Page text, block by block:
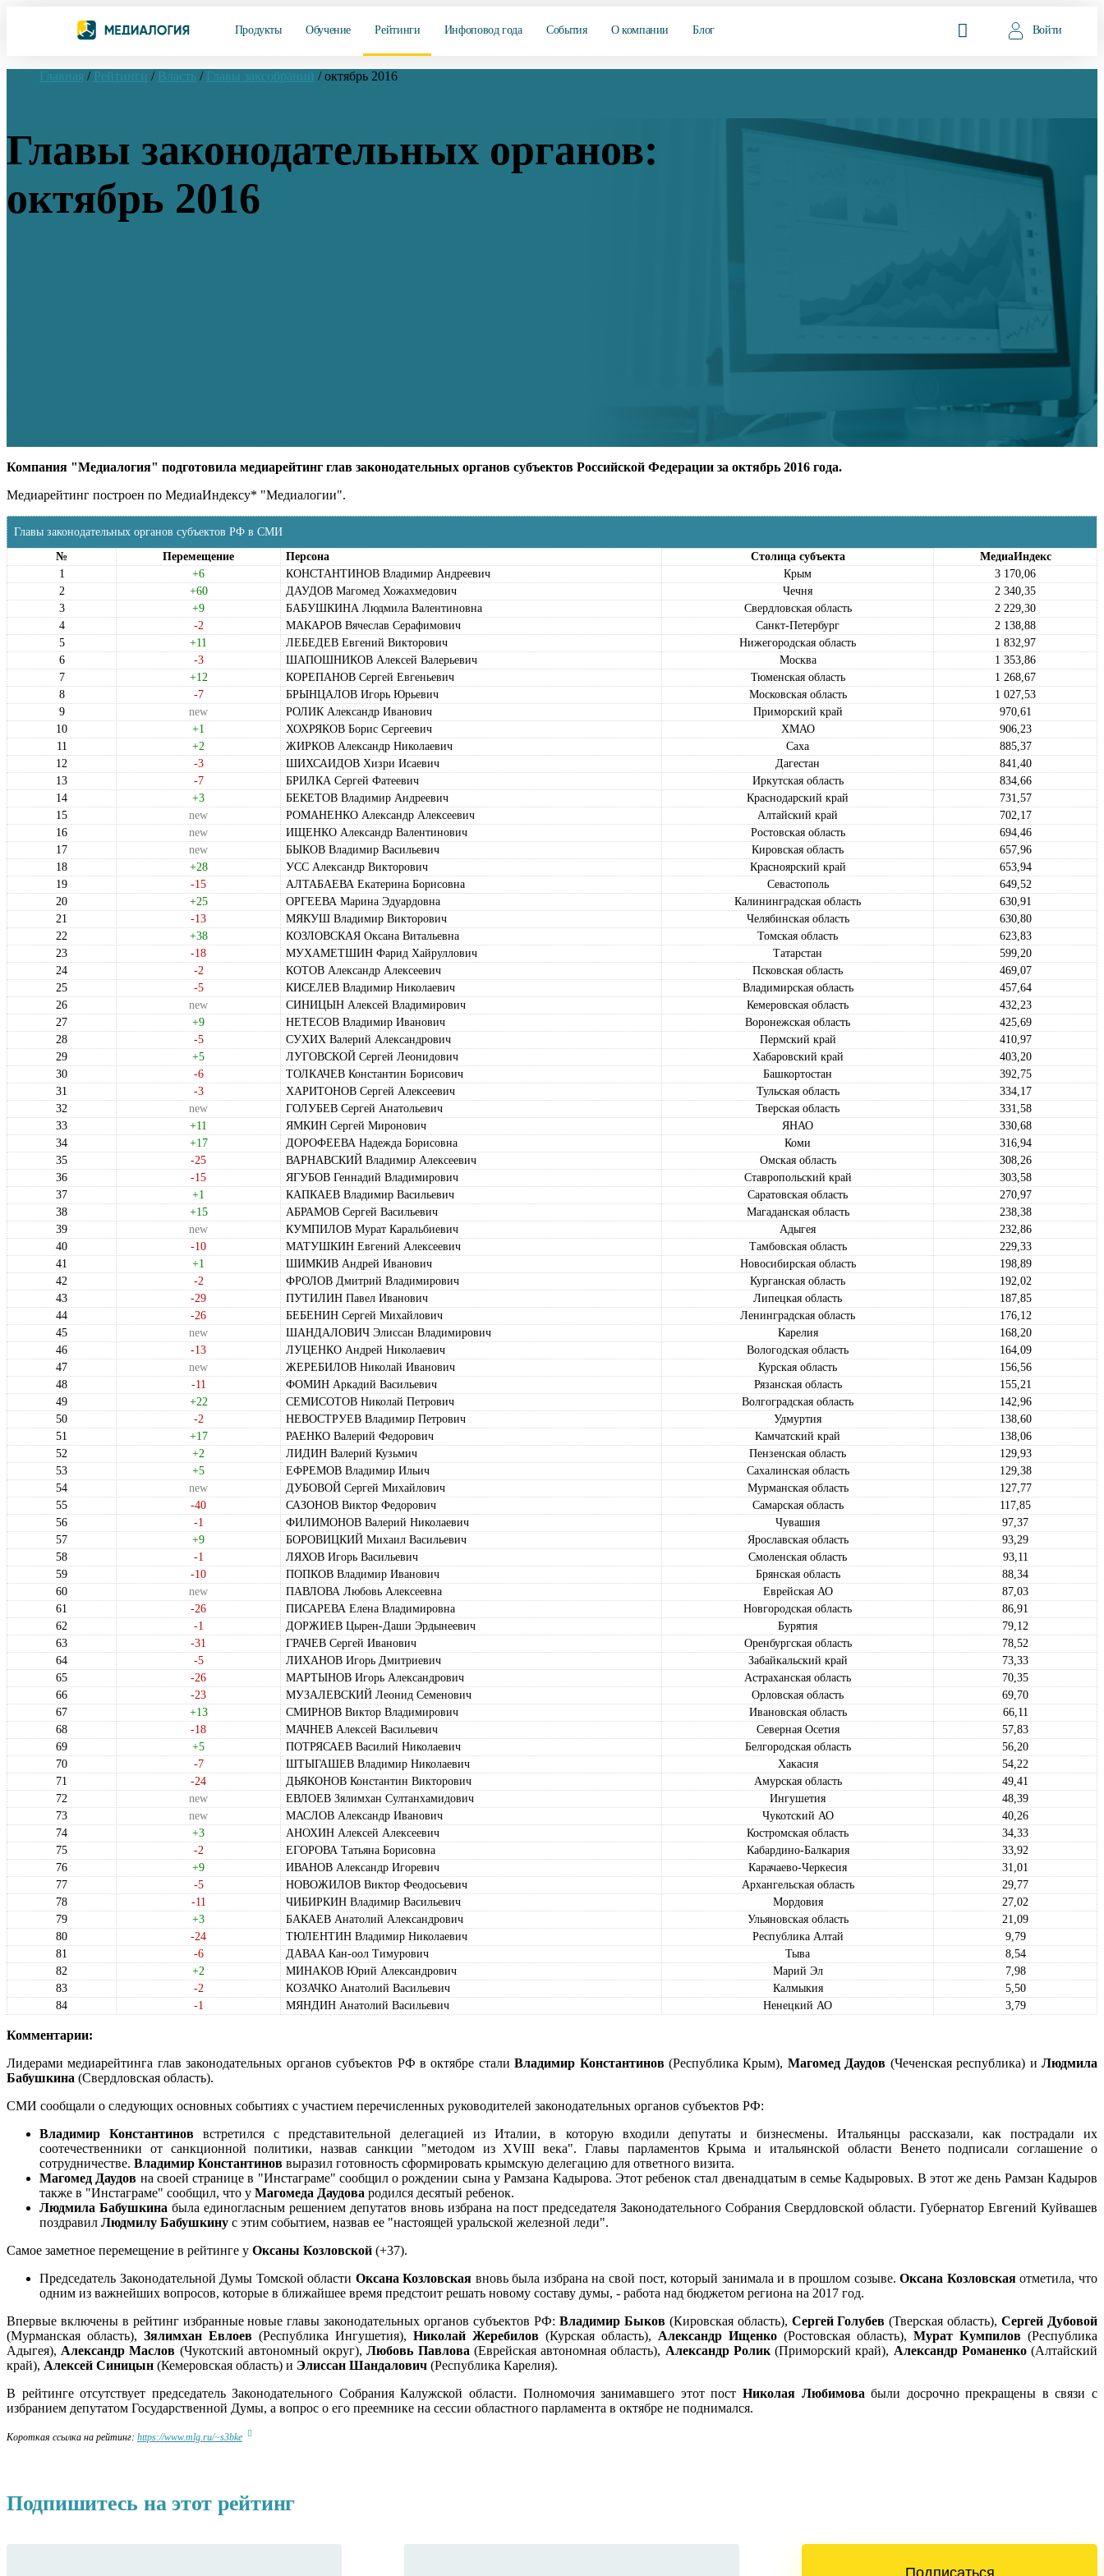
Продукты Обучение Рейтинги Инфоповод года События О компании Блог Войти
Главная / Рейтинги / Власть / Главы заксобраний / октябрь 2016
Главы законодательных органов:
октябрь 2016
Компания "Медиалогия" подготовила медиарейтинг глав законодательных органов субъектов Российской Федерации за октябрь 2016 года.
Медиарейтинг построен по МедиаИндексу* "Медиалогии".
Главы законодательных органов субъектов РФ в СМИ
№
Перемещение Персона Столица субъекта
МедиаИндекс
1
+6 КОНСТАНТИНОВ Владимир Андреевич Крым
3 170,06
2
+60 ДАУДОВ Магомед Хожахмедович Чечня
2 340,35
3
+9 БАБУШКИНА Людмила Валентиновна Свердловская область
2 229,30
4
-2 МАКАРОВ Вячеслав Серафимович Санкт-Петербург
2 138,88
5
+11 ЛЕБЕДЕВ Евгений Викторович Нижегородская область
1 832,97
6
-3 ШАПОШНИКОВ Алексей Валерьевич Москва
1 353,86
7
+12 КОРЕПАНОВ Сергей Евгеньевич Тюменская область
1 268,67
8
-7 БРЫНЦАЛОВ Игорь Юрьевич Московская область
1 027,53
9
new РОЛИК Александр Иванович Приморский край
970,61
10
+1 ХОХРЯКОВ Борис Сергеевич ХМАО
906,23
11
+2 ЖИРКОВ Александр Николаевич Саха
885,37
12
-3 ШИХСАИДОВ Хизри Исаевич Дагестан
841,40
13
-7 БРИЛКА Сергей Фатеевич Иркутская область
834,66
14
+3 БЕКЕТОВ Владимир Андреевич Краснодарский край
731,57
15
new РОМАНЕНКО Александр Алексеевич Алтайский край
702,17
16
new ИЩЕНКО Александр Валентинович Ростовская область
694,46
17
new БЫКОВ Владимир Васильевич Кировская область
657,96
18
+28 УСС Александр Викторович Красноярский край
653,94
19
-15 АЛТАБАЕВА Екатерина Борисовна Севастополь
649,52
20
+25 ОРГЕЕВА Марина Эдуардовна Калининградская область
630,91
21
-13 МЯКУШ Владимир Викторович Челябинская область
630,80
22
+38 КОЗЛОВСКАЯ Оксана Витальевна Томская область
623,83
23
-18 МУХАМЕТШИН Фарид Хайруллович Татарстан
599,20
24
-2 КОТОВ Александр Алексеевич Псковская область
469,07
25
-5 КИСЕЛЕВ Владимир Николаевич Владимирская область
457,64
26
new СИНИЦЫН Алексей Владимирович Кемеровская область
432,23
27
+9 НЕТЕСОВ Владимир Иванович Воронежская область
425,69
28
-5 СУХИХ Валерий Александрович Пермский край
410,97
29
+5 ЛУГОВСКОЙ Сергей Леонидович Хабаровский край
403,20
30
-6 ТОЛКАЧЕВ Константин Борисович Башкортостан
392,75
31
-3 ХАРИТОНОВ Сергей Алексеевич Тульская область
334,17
32
new ГОЛУБЕВ Сергей Анатольевич Тверская область
331,58
33
+11 ЯМКИН Сергей Миронович ЯНАО
330,68
34
+17 ДОРОФЕЕВА Надежда Борисовна Коми
316,94
35
-25 ВАРНАВСКИЙ Владимир Алексеевич Омская область
308,26
36
-15 ЯГУБОВ Геннадий Владимирович Ставропольский край
303,58
37
+1 КАПКАЕВ Владимир Васильевич Саратовская область
270,97
38
+15 АБРАМОВ Сергей Васильевич Магаданская область
238,38
39
new КУМПИЛОВ Мурат Каральбиевич Адыгея
232,86
40
-10 МАТУШКИН Евгений Алексеевич Тамбовская область
229,33
41
+1 ШИМКИВ Андрей Иванович Новосибирская область
198,89
42
-2 ФРОЛОВ Дмитрий Владимирович Курганская область
192,02
43
-29 ПУТИЛИН Павел Иванович Липецкая область
187,85
44
-26 БЕБЕНИН Сергей Михайлович Ленинградская область
176,12
45
new ШАНДАЛОВИЧ Элиссан Владимирович Карелия
168,20
46
-13 ЛУЦЕНКО Андрей Николаевич Вологодская область
164,09
47
new ЖЕРЕБИЛОВ Николай Иванович Курская область
156,56
48
-11 ФОМИН Аркадий Васильевич Рязанская область
155,21
49
+22 СЕМИСОТОВ Николай Петрович Волгоградская область
142,96
50
-2 НЕВОСТРУЕВ Владимир Петрович Удмуртия
138,60
51
+17 РАЕНКО Валерий Федорович Камчатский край
138,06
52
+2 ЛИДИН Валерий Кузьмич Пензенская область
129,93
53
+5 ЕФРЕМОВ Владимир Ильич Сахалинская область
129,38
54
new ДУБОВОЙ Сергей Михайлович Мурманская область
127,77
55
-40 САЗОНОВ Виктор Федорович Самарская область
117,85
56
-1 ФИЛИМОНОВ Валерий Николаевич Чувашия
97,37
57
+9 БОРОВИЦКИЙ Михаил Васильевич Ярославская область
93,29
58
-1 ЛЯХОВ Игорь Васильевич Смоленская область
93,11
59
-10 ПОПКОВ Владимир Иванович Брянская область
88,34
60
new ПАВЛОВА Любовь Алексеевна Еврейская АО
87,03
61
-26 ПИСАРЕВА Елена Владимировна Новгородская область
86,91
62
-1 ДОРЖИЕВ Цырен-Даши Эрдынеевич Бурятия
79,12
63
-31 ГРАЧЕВ Сергей Иванович Оренбургская область
78,52
64
-5 ЛИХАНОВ Игорь Дмитриевич Забайкальский край
73,33
65
-26 МАРТЫНОВ Игорь Александрович Астраханская область
70,35
66
-23 МУЗАЛЕВСКИЙ Леонид Семенович Орловская область
69,70
67
+13 СМИРНОВ Виктор Владимирович Ивановская область
66,11
68
-18 МАЧНЕВ Алексей Васильевич Северная Осетия
57,83
69
+5 ПОТРЯСАЕВ Василий Николаевич Белгородская область
56,20
70
-7 ШТЫГАШЕВ Владимир Николаевич Хакасия
54,22
71
-24 ДЬЯКОНОВ Константин Викторович Амурская область
49,41
72
new ЕВЛОЕВ Зялимхан Султанхамидович Ингушетия
48,39
73
new МАСЛОВ Александр Иванович Чукотский АО
40,26
74
+3 АНОХИН Алексей Алексеевич Костромская область
34,33
75
-2 ЕГОРОВА Татьяна Борисовна Кабардино-Балкария
33,92
76
+9 ИВАНОВ Александр Игоревич Карачаево-Черкесия
31,01
77
-5 НОВОЖИЛОВ Виктор Феодосьевич Архангельская область
29,77
78
-11 ЧИБИРКИН Владимир Васильевич Мордовия
27,02
79
+3 БАКАЕВ Анатолий Александрович Ульяновская область
21,09
80
-24 ТЮЛЕНТИН Владимир Николаевич Республика Алтай
9,79
81
-6 ДАВАА Кан-оол Тимурович Тыва
8,54
82
+2 МИНАКОВ Юрий Александрович Марий Эл
7,98
83
-2 КОЗАЧКО Анатолий Васильевич Калмыкия
5,50
84
-1 МЯНДИН Анатолий Васильевич Ненецкий АО 3,79
Комментарии:
Лидерами медиарейтинга глав законодательных органов субъектов РФ в октябре сталиВладимир Константинов(Республика Крым), Магомед Даудов (Чеченская республика) иЛюдмила
Бабушкина (Свердловская область).
СМИ сообщали о следующих основных событиях с участием перечисленных руководителей законодательных органов субъектов РФ:
Владимир Константинов встретился с представительной делегацией из Италии, в которую входили депутаты и бизнесмены. Итальянцы рассказали, как пострадали их
соотечественники от санкционной политики, назвав санкции "методом из XVIII века". Главы парламентов Крыма и итальянской области Венето подписали соглашение о
сотрудничестве. Владимир Константинов выразил готовность сформировать крымскую делегацию для ответного визита.
Магомед Даудов на своей странице в "Инстаграме" сообщил о рождении сына у Рамзана Кадырова. Этот ребенок стал двенадцатым в семье Кадыровых. В этот же день Рамзан Кадыров
также в "Инстаграме" сообщил, что у Магомеда Даудова родился десятый ребенок.
Людмила Бабушкина была единогласным решением депутатов вновь избрана на пост председателя Законодательного Собрания Свердловской области. Губернатор Евгений Куйвашев
поздравил Людмилу Бабушкину с этим событием, назвав ее "настоящей уральской железной леди".
Самое заметное перемещение в рейтинге у Оксаны Козловской (+37).
Председатель Законодательной Думы Томской области Оксана Козловская вновь была избрана на свой пост, который занимала и в прошлом созыве.Оксана Козловскаяотметила, что
одним из важнейших вопросов, которые в ближайшее время предстоит решать новому составу думы, - работа над бюджетом региона на 2017 год.
Впервые включены в рейтинг избранные новые главы законодательных органов субъектов РФ: Владимир Быков(Кировская область), Сергей Голубев (Тверская область),Сергей Дубовой
(Мурманская область), Зялимхан Евлоев (Республика Ингушетия), Николай Жеребилов (Курская область), Александр Ищенко (Ростовская область), Мурат Кумпилов (Республика
Адыгея), Александр Маслов (Чукотский автономный округ),Любовь Павлова (Еврейская автономная область), Александр Ролик(Приморский край), Александр Романенко(Алтайский
край), Алексей Синицын (Кемеровская область) и Элиссан Шандалович (Республика Карелия).
В рейтинге отсутствует председатель Законодательного Собрания Калужской области. Полномочия занимавшего этот пост Николая Любимова были досрочно прекращены в связи с
избранием депутатом Государственной Думы, а вопрос о его преемнике на сессии областного парламента в октябре не поднимался.
Короткая ссылка на рейтинг: https://www.mlg.ru/~s3bke
Подпишитесь на этот рейтинг